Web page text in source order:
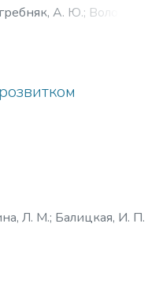
А. Ю.; Вoлoшин,
Л. М.; Балицкая, И. П.